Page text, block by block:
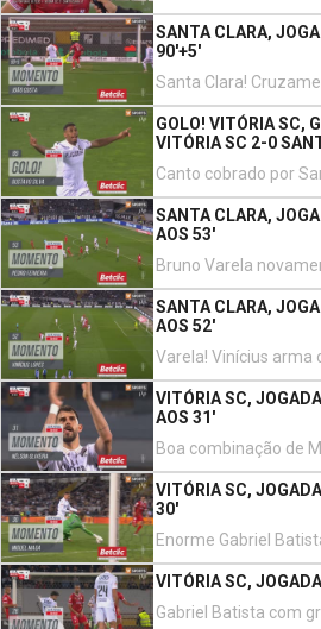
SANTA CLARA,
90'+5'
GOLO! VITÓRIA SC,
VITÓRIA SC 2-0
SANTA CLARA,
AOS 53'
SANTA CLARA,
AOS 52'
VITÓRIA SC,
AOS 31'
VITÓRIA SC,
30'
VITÓRIA SC,